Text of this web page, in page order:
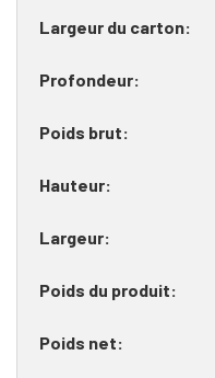
Largeur du carton
Profondeur
Poids brut
Hauteur
Largeur
Poids du produit
Poids net